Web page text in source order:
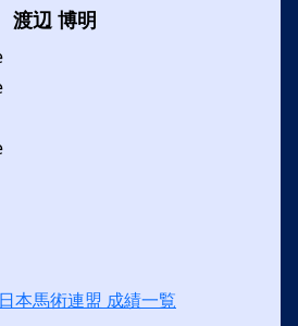
渡辺 博明
日本馬術連盟 成績一覧